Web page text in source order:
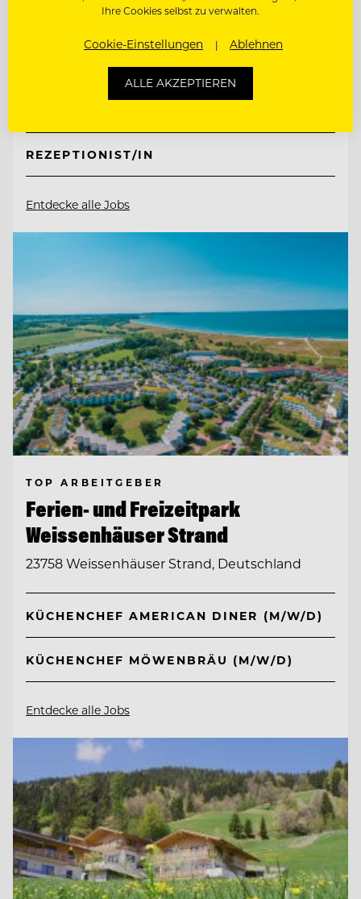
REZEPTIONIST/IN
Entdecke alle Jobs
TOP ARBEITGEBER
Ferien- und Freizeitpark
Weissenhäuser Strand
23758 Weissenhäuser Strand, Deutschland
KÜCHENCHEF AMERICAN DINER (M/W/D)
KÜCHENCHEF MÖWENBRÄU (M/W/D)
Entdecke alle Jobs
Ihre Cookies selbst zu verwalten.
Cookie-Einstellungen Ablehnen
ALLE AKZEPTIEREN